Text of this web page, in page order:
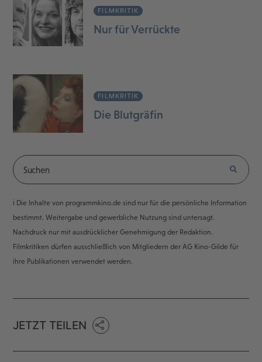
FILMKRITIK
Nur für Verrückte
FILMKRITIK
Die Blutgräfin
ℹ️ Die Inhalte von programmkino.de sind nur für die persönliche Information
bestimmt. Weitergabe und gewerbliche Nutzung sind untersagt.
Nachdruck nur mit ausdrücklicher Genehmigung der Redaktion.
Filmkritiken dürfen ausschließlich von Mitgliedern der AG Kino-Gilde für
ihre Publikationen verwendet werden.
JETZT TEILEN